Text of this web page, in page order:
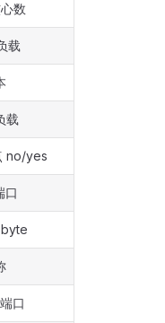
数
载
载
no/yes
口
口